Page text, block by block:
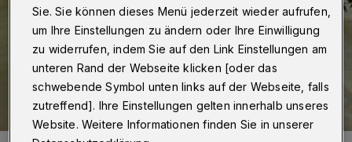
Sie. Sie können dieses Menü jederzeit wieder aufrufen,
um Ihre Einstellungen zu ändern oder Ihre Einwilligung
zu widerrufen, indem Sie auf den Link Einstellungen am
unteren Rand der Webseite klicken [oder das
schwebende Symbol unten links auf der Webseite, falls
zutreffend]. Ihre Einstellungen gelten innerhalb unseres
Website. Weitere Informationen finden Sie in unserer